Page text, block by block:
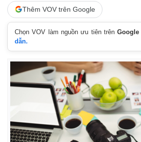
Thêm VOV trên Google
Chọn VOV làm nguồn ưu tiên trênGoogle
dẫn.